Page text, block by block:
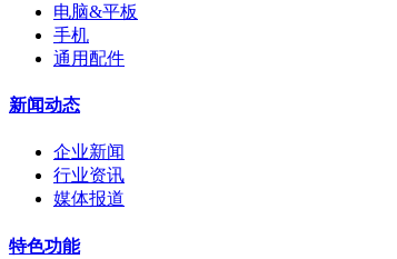
电脑&平板
手机
通用配件
新闻动态
企业新闻
行业资讯
媒体报道
特色功能